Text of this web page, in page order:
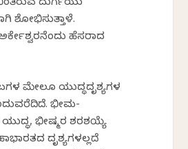
ದುರ್ಗೆಯು
ಶೋಭಿಸುತ್ತಾಳೆ.
ಹೆಸರಾದ
ಮೇಲೂ ಯುದ್ಧದೃಶ್ಯಗಳ
ಭೀಮ-
ಭೀಷ್ಮರ ಶರಶಯ್ಯೆ
ದೃಶ್ಯಗಳಲ್ಲದೆ